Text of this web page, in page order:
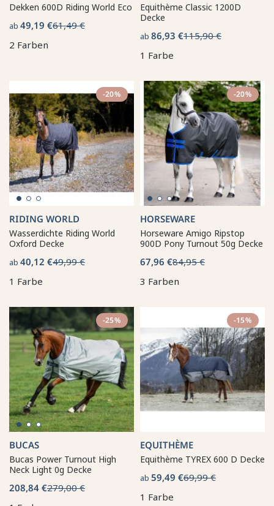
Dekken 600D Riding World Eco
ab 49,19 €61,49 €
2 Farben
Equithème Classic 1200D
Decke
ab 86,93 €115,90 €
1 Farbe
-20%
RIDING WORLD
Wasserdichte Riding World
Oxford Decke
ab 40,12 €49,99 €
1 Farbe
-20%
HORSEWARE
Horseware Amigo Ripstop
900D Pony Turnout 50g Decke
67,96 €84,95 €
3 Farben
-25%
BUCAS
Bucas Power Turnout High
Neck Light 0g Decke
208,84 €279,00 €
-15%
EQUITHÈME
Equithème TYREX 600 D Decke
ab 59,49 €69,99 €
1 Farbe